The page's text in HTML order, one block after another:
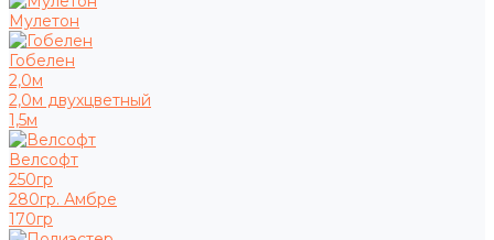
Мулетон
Гобелен
2,0м
2,0м двухцветный
1,5м
Велсофт
250гр
280гр. Амбре
170гр